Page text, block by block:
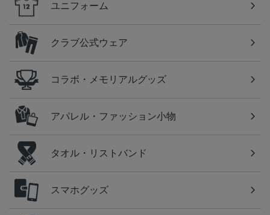
ユニフォーム
クラブ公式ウェア
コラボ・メモリアルグッズ
アパレル・ファッション小物
タオル・リストバンド
スマホグッズ